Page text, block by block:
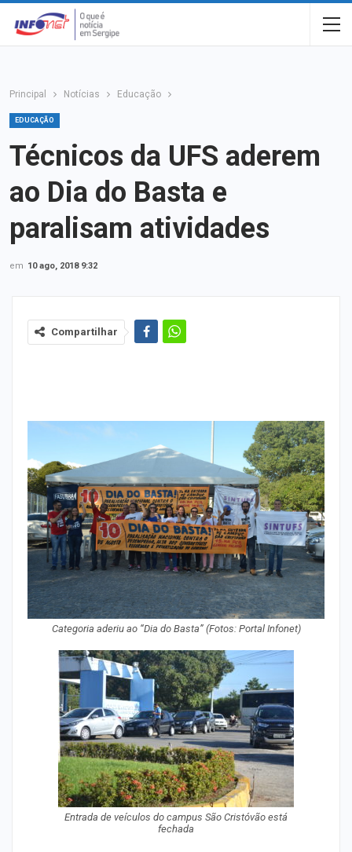
Principal Notícias Educação
EDUCAÇÃO
Técnicos da UFS aderem
ao Dia do Basta e
paralisam atividades
em 10 ago, 2018 9:32
Compartilhar
Categoria aderiu ao “Dia do Basta” (Fotos: Portal Infonet)
Entrada de veículos do campus São Cristóvão está
fechada